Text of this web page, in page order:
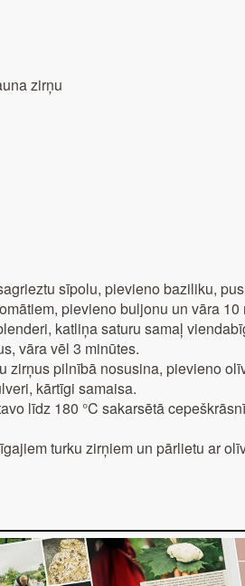
zirņu
sīpolu, pievieno baziliku,
pievieno buljonu un vāra 10
katliņa saturu samaļ
vāra vēl 3 minūtes.
zirņus pilnībā nosusina, pievieno
kārtīgi samaisa.
līdz 180 °C sakarsētā
turku zirņiem un pārlietu ar